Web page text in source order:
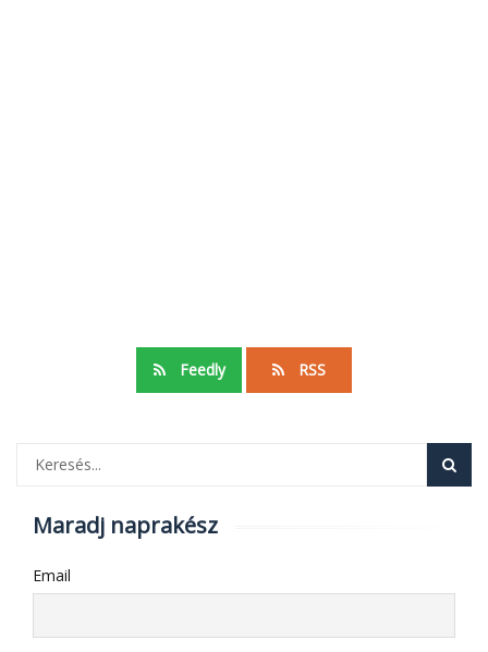
Feedly RSS
Maradj naprakész
Email